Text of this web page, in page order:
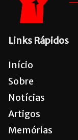
Links Rápidos
Início
Sobre
Notícias
Artigos
Memórias